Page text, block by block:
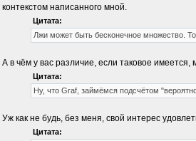
контекстом написанного мной.
Цитата:
Лжи может быть бесконечное множество.
А в чём у вас различие, если таковое
Цитата:
Ну, что Graf, займёмся подсчётом
Уж как не будь, без меня, свой интерес
Цитата: